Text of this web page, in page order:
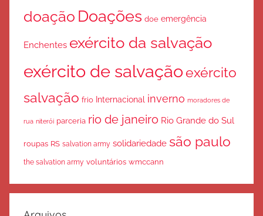
doação Doações doe emergência
Enchentes exército da salvação
exército de salvaçãoexército
salvação frio Internacional inverno moradores de
rua niterói parceria rio de janeiro Rio Grande do Sul
roupas RS salvation army solidariedade são paulo
the salvation army voluntários wmccann